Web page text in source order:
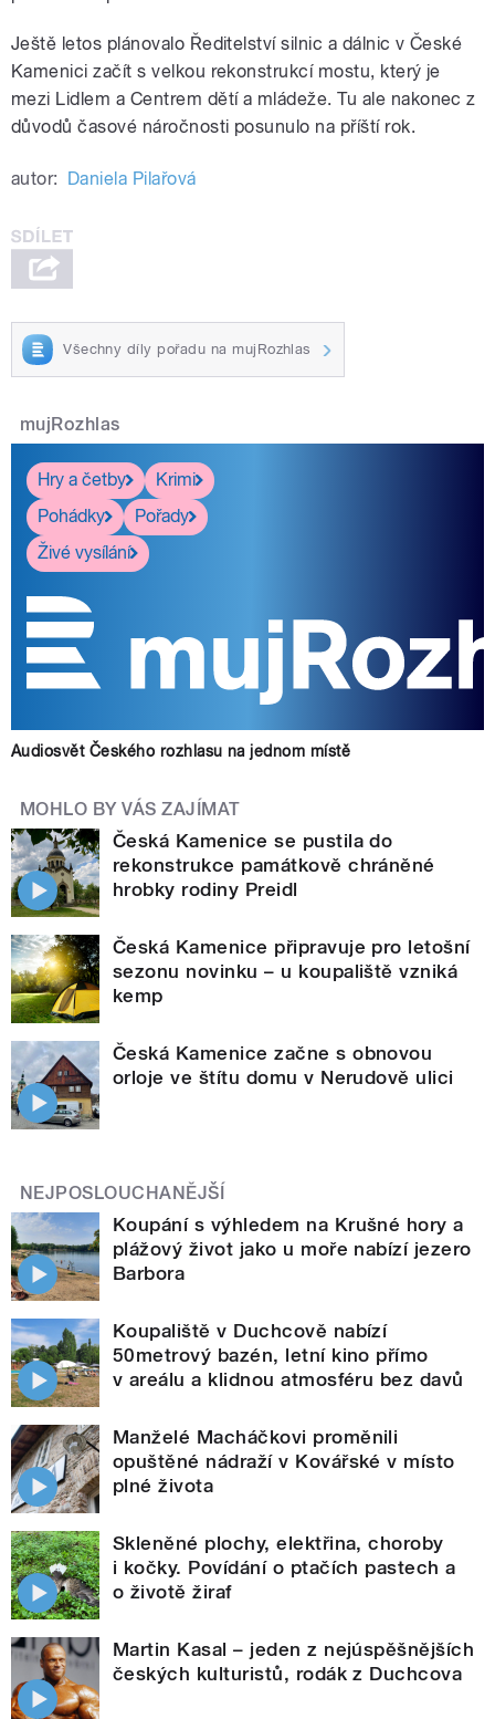
Ještě letos plánovalo Ředitelství silnic a dálnic v České
Kamenici začít s velkou rekonstrukcí mostu, který je
mezi Lidlem a Centrem dětí a mládeže. Tu ale nakonec z
důvodů časové náročnosti posunulo na příští rok.
autor: Daniela Pilařová
Všechny díly pořadu na mujRozhlas
mujRozhlas
Hry a četby
Krimi
Pohádky
Pořady
Živé vysílání
Audiosvět Českého rozhlasu na jednom místě
MOHLO BY VÁS ZAJÍMAT
Česká Kamenice se pustila do
rekonstrukce památkově chráněné
hrobky rodiny Preidl
Česká Kamenice připravuje pro letošní
sezonu novinku – u koupaliště vzniká
kemp
Česká Kamenice začne s obnovou
orloje ve štítu domu v Nerudově ulici
NEJPOSLOUCHANĚJŠÍ
Koupání s výhledem na Krušné hory a
plážový život jako u moře nabízí jezero
Barbora
Koupaliště v Duchcově nabízí
50metrový bazén, letní kino přímo
v areálu a klidnou atmosféru bez davů
Manželé Macháčkovi proměnili
opuštěné nádraží v Kovářské v místo
plné života
Skleněné plochy, elektřina, choroby
i kočky. Povídání o ptačích pastech a
o životě žiraf
Martin Kasal – jeden z nejúspěšnějších
českých kulturistů, rodák z Duchcova